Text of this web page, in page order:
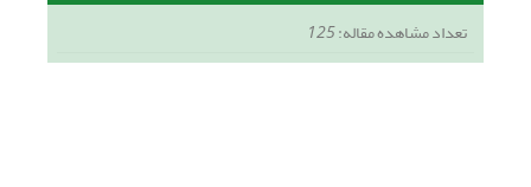
تعداد مشاهده مقاله:125